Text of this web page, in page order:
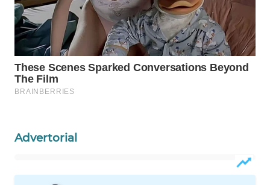
Advertorial
WAHANA
UMKM
WAHANA
SELEB
OTOMOTIF